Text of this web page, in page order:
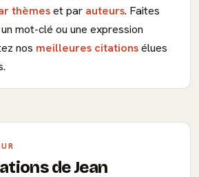
thèmeset par auteurs. Faites
mot-clé ou une expression
nos meilleures citationsélues
de Jean